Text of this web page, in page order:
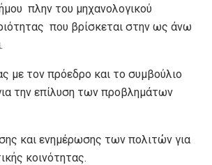
πλην του μηχανολογικού
που βρίσκεται στην ως άνω
τον πρόεδρο και το συμβούλιο
την επίλυση των προβλημάτων
ενημέρωσης των πολιτών για
κοινότητας.